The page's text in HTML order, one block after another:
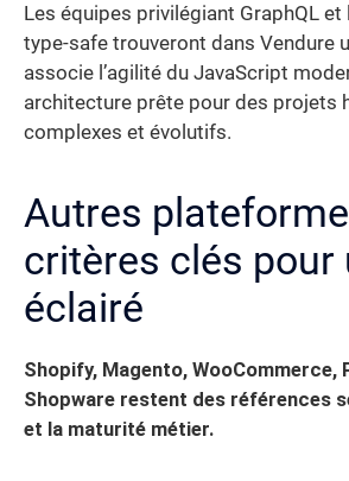
Les équipes privilégiant GraphQL et
type-safe trouveront dans Vendure
associe l’agilité du JavaScript
architecture prête pour des projets
complexes et évolutifs.
Autres
critères clés pour
éclairé
Shopify, Magento, WooCommerce,
Shopware restent des références
et la maturité métier.